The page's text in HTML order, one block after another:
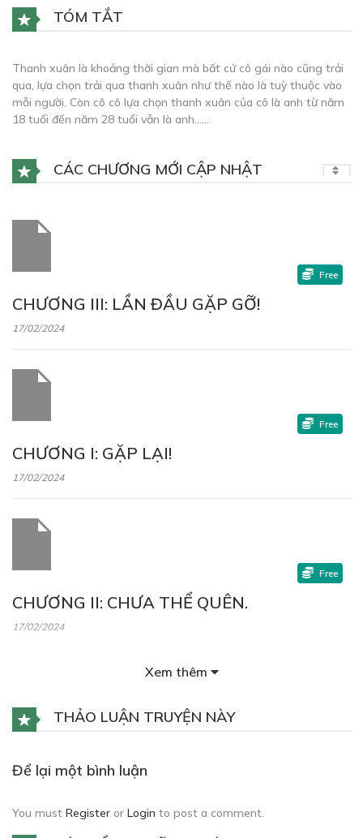
TÓM TẮT
Thanh xuân là khoảng thời gian mà bất cứ cô gái nào cũng trải
qua, lựa chọn trải qua thanh xuân như thế nào là tuỳ thuộc vào
mỗi người. Còn cô cô lựa chọn thanh xuân của cô là anh từ năm
18 tuổi đến năm 28 tuổi vẫn là anh……
CÁC CHƯƠNG MỚI CẬP NHẬT
CHƯƠNG III: LẦN ĐẦU GẶP GỠ!
17/02/2024
Free
CHƯƠNG I: GẶP LẠI!
17/02/2024
Free
CHƯƠNG II: CHƯA THỂ QUÊN.
17/02/2024
Free
Xem thêm
THẢO LUẬN TRUYỆN NÀY
Để lại một bình luận
You must Register or Login to post a comment.